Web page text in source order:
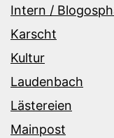
Intern /
Karscht
Kultur
Laudenbach
Lästereien
Mainpost